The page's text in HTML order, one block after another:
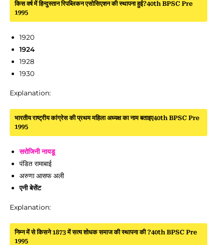
किस वर्ष में हिन्दुस्तान रिपब्लिकन एसोसिएशन की स्थापना हुई?40th BPSC Pre
1995
1920
1924
1928
1930
Explanation:
भारतीय राष्ट्रीय कांग्रेस की प्रथम महिला अध्यक्ष का नाम बताइए40th BPSC Pre
1995
सरोजिनी नायडू
पंडित रामाबाई
अरुणा आसफ अली
एनी बेसेंट
Explanation:
निम्न में से किसने 1873 में सत्य शोधक समाज की स्थापना की ?40th BPSC Pre
1995